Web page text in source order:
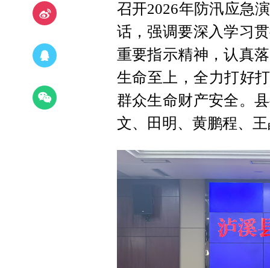
召开2026年防汛应急
话，强调要深入学习
重要指示精神，认真
生命至上，全力打好
群众生命财产安全。
文、田明、黄鹏程、